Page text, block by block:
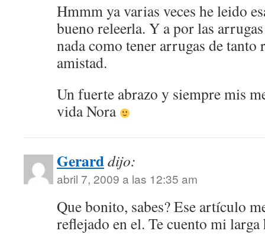
Hmmm ya varias veces he leido
bueno releerla. Y a por las
nada como tener arrugas de tanto
amistad.
Un fuerte abrazo y siempre mis
vida Nora
Gerarddijo:
abril 7, 2009 a las 12:35 am
Que bonito, sabes? Ese artículo
reflejado en el. Te cuento mi